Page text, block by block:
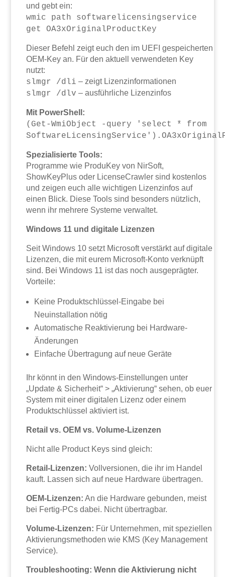
und gebt ein:
wmic path softwarelicensingservice
get OA3xOriginalProductKey
Dieser Befehl zeigt euch den im UEFI gespeicherten
OEM-Key an. Für den aktuell verwendeten Key
nutzt:
slmgr /dli – zeigt Lizenzinformationen
slmgr /dlv – ausführliche Lizenzinfos
Mit PowerShell:
(Get-WmiObject -query 'select * from
Spezialisierte Tools:
Programme wie ProduKey von NirSoft,
ShowKeyPlus oder LicenseCrawler sind kostenlos
und zeigen euch alle wichtigen Lizenzinfos auf
einen Blick. Diese Tools sind besonders nützlich,
wenn ihr mehrere Systeme verwaltet.
Windows 11 und digitale Lizenzen
Seit Windows 10 setzt Microsoft verstärkt auf digitale
Lizenzen, die mit eurem Microsoft-Konto verknüpft
sind. Bei Windows 11 ist das noch ausgeprägter.
Vorteile:
Keine Produktschlüssel-Eingabe bei
Neuinstallation nötig
Automatische Reaktivierung bei Hardware-
Änderungen
Einfache Übertragung auf neue Geräte
Ihr könnt in den Windows-Einstellungen unter
„Update & Sicherheit“ > „Aktivierung“ sehen, ob euer
System mit einer digitalen Lizenz oder einem
Produktschlüssel aktiviert ist.
Retail vs. OEM vs. Volume-Lizenzen
Nicht alle Product Keys sind gleich:
Retail-Lizenzen: Vollversionen, die ihr im Handel
kauft. Lassen sich auf neue Hardware übertragen.
OEM-Lizenzen: An die Hardware gebunden, meist
bei Fertig-PCs dabei. Nicht übertragbar.
Volume-Lizenzen: Für Unternehmen, mit speziellen
Aktivierungsmethoden wie KMS (Key Management
Service).
Troubleshooting: Wenn die Aktivierung nicht